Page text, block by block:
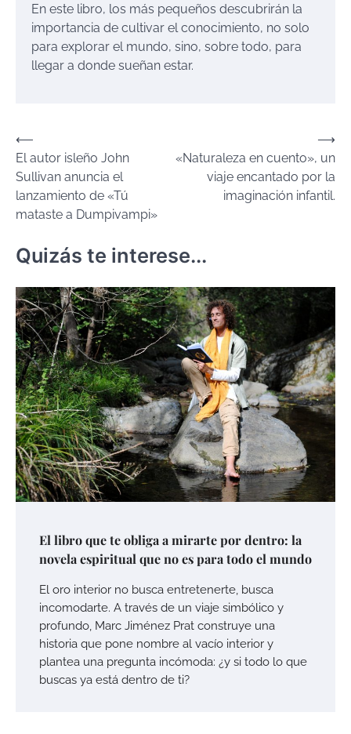
En este libro, los más pequeños descubrirán la
importancia de cultivar el conocimiento, no solo
para explorar el mundo, sino, sobre todo, para
llegar a donde sueñan estar.
Navegación
de
entradas
⟵
El autor isleño John
Sullivan anuncia el
lanzamiento de «Tú
mataste a Dumpivampi»
«Naturaleza en cuento», un
viaje encantado por la
imaginación infantil.
⟶
Quizás te interese...
El libro que te obliga a mirarte por dentro: la
novela espiritual que no es para todo el mundo
El oro interior no busca entretenerte, busca
incomodarte. A través de un viaje simbólico y
profundo, Marc Jiménez Prat construye una
historia que pone nombre al vacío interior y
plantea una pregunta incómoda: ¿y si todo lo que
buscas ya está dentro de ti?